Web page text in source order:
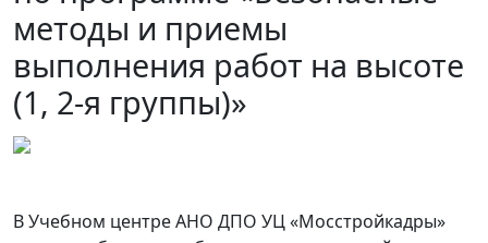
методы и приемы
выполнения работ на высоте
(1, 2-я группы)»
В Учебном центре АНО ДПО УЦ «Мосстройкадры»